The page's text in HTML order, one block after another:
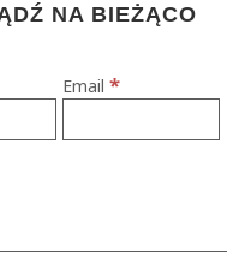
NA BIEŻĄCO
Email*